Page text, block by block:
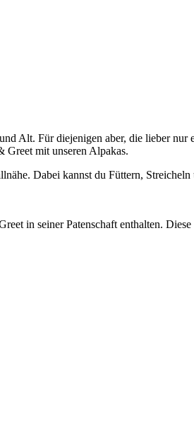
Alt. Für diejenigen aber, die lieber
Greet mit unseren Alpakas.
Dabei kannst du Füttern,
in seiner Patenschaft enthalten.